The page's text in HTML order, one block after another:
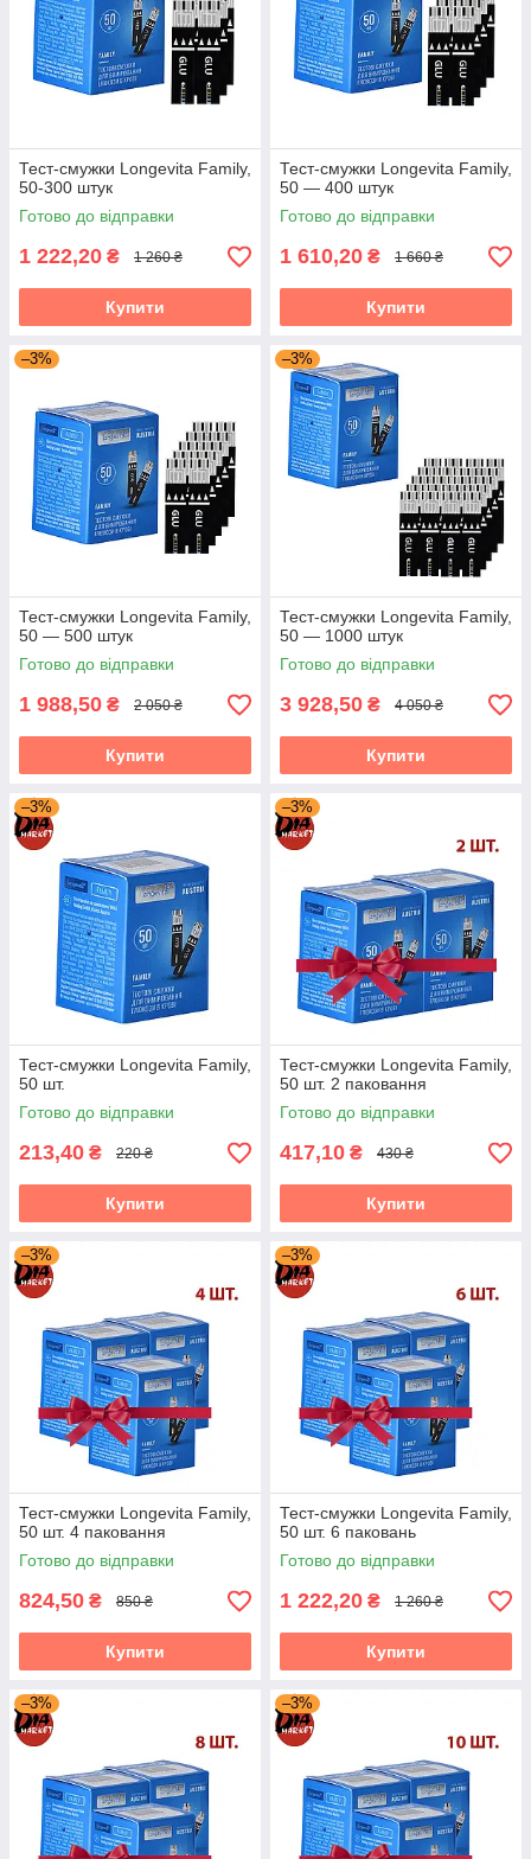
Точні тест-смужки для контролю
Компанія «Diamarket» пропонує придбати якісні тест-
смужки в Україні за низькою ціною. Тест-смужки
пройшли безліч перевірок, а головне правильну і точну
практику серед діабетиків!
Тест-смужки Longevita Family,
50-300 штук
Готово до відправки
1 222,20 ₴ 1 260 ₴
Купити
Тест-смужки Longevita Family,
50 — 400 штук
Готово до відправки
1 610,20 ₴ 1 660 ₴
Купити
–3%
Тест-смужки Longevita Family,
50 — 500 штук
Готово до відправки
1 988,50 ₴ 2 050 ₴
Купити
–3%
Тест-смужки Longevita Family,
50 — 1000 штук
Готово до відправки
3 928,50 ₴ 4 050 ₴
Купити
–3%
Тест-смужки Longevita Family,
50 шт.
Готово до відправки
213,40 ₴ 220 ₴
Купити
–3%
Тест-смужки Longevita Family,
50 шт. 2 паковання
Готово до відправки
417,10 ₴ 430 ₴
Купити
–3%
Тест-смужки Longevita Family,
50 шт. 4 паковання
Готово до відправки
824,50 ₴ 850 ₴
Купити
–3%
Тест-смужки Longevita Family,
50 шт. 6 паковань
Готово до відправки
1 222,20 ₴ 1 260 ₴
Купити
–3% –3%